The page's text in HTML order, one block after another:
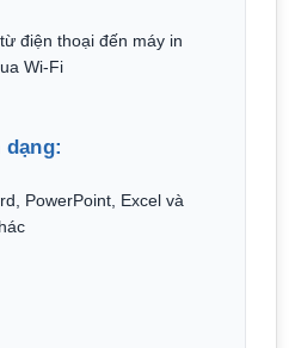
điện thoại đến máy in
Wi-Fi
PowerPoint, Excel và